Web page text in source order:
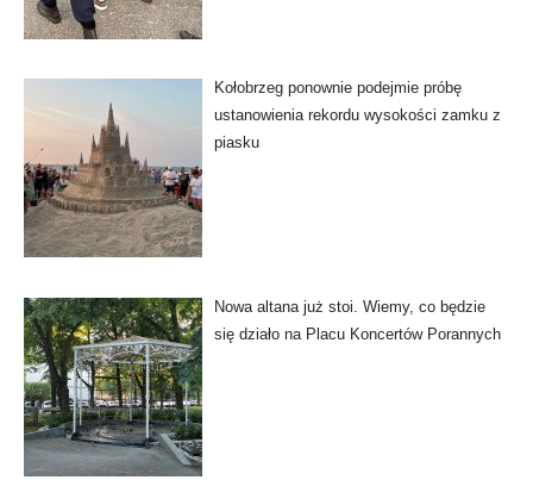
Kołobrzeg ponownie podejmie próbę
ustanowienia rekordu wysokości zamku z
piasku
Nowa altana już stoi. Wiemy, co będzie
się działo na Placu Koncertów Porannych